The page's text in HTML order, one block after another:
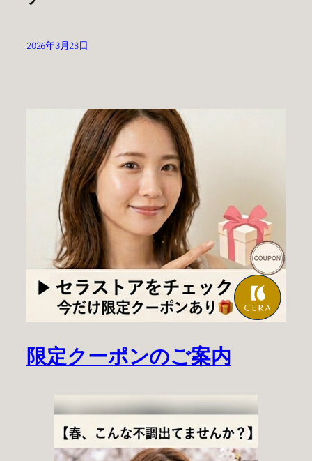
2026年3月28日
限定クーポンのご案内